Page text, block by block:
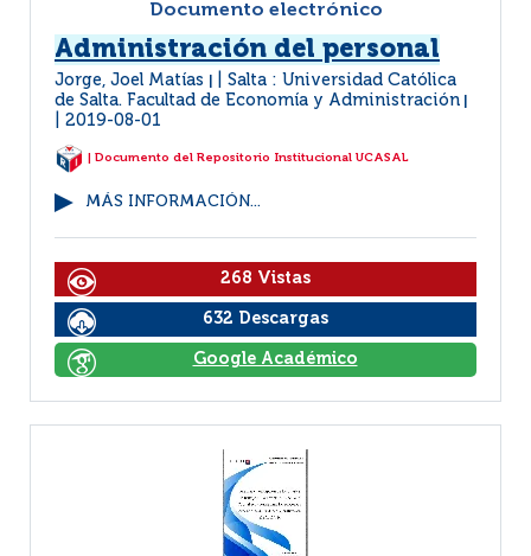
Documento electrónico
Administración del personal
Jorge, Joel Matías
Salta : Universidad Católica
de Salta. Facultad de Economía y Administración
2019-08-01
| Documento del Repositorio Institucional UCASAL
MÁS INFORMACIÓN...
268 Vistas
632 Descargas
Google Académico